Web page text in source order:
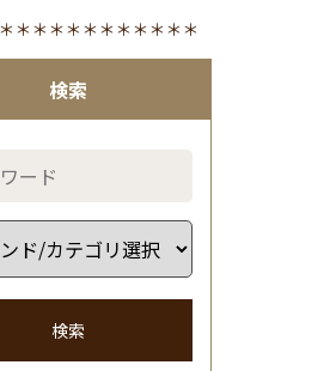
検索
検索
＊＊＊＊＊＊＊＊＊＊＊